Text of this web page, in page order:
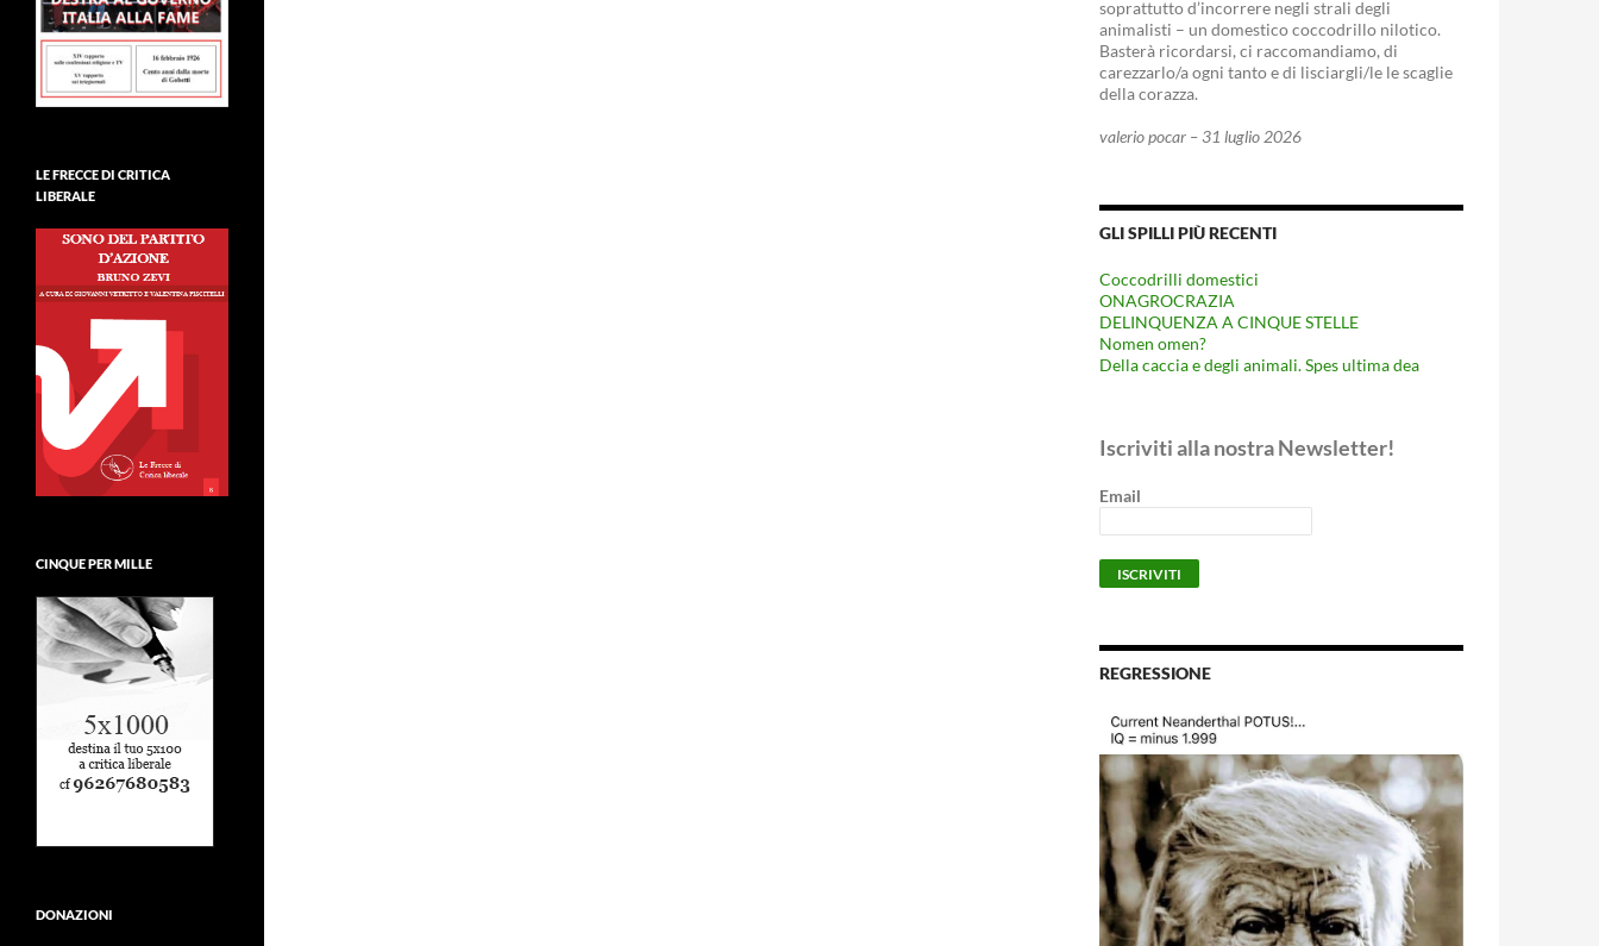
soprattutto d’incorrere negli strali degli
animalisti – un domestico coccodrillo nilotico.
Basterà ricordarsi, ci raccomandiamo, di
carezzarlo/a ogni tanto e di lisciargli/le le scaglie
della corazza.
valerio pocar – 31 luglio 2026
GLI SPILLI PIÙ RECENTI
Coccodrilli domestici
ONAGROCRAZIA
DELINQUENZA A CINQUE STELLE
Nomen omen?
Della caccia e degli animali. Spes ultima dea
Iscriviti alla nostra Newsletter!
Email
REGRESSIONE
LE FRECCE DI CRITICA
LIBERALE
CINQUE PER MILLE
DONAZIONI